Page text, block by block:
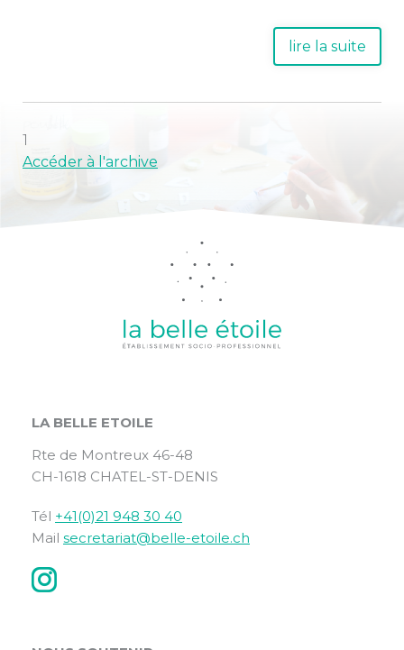
lire la suite
1
Accéder à l'archive
LA BELLE ETOILE
Rte de Montreux 46-48
CH-1618 CHATEL-ST-DENIS
Tél +41(0)21 948 30 40
Mail secretariat@belle-etoile.ch